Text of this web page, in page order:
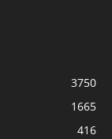
3750
1665
416